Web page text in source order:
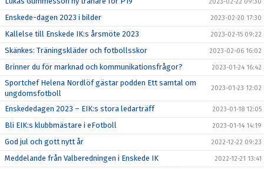
Enskede-dagen 2023 i bilder 2023-02-20 17:30
Kallelse till Enskede IK:s årsmöte 2023 2023-02-15 09:22
Skänkes: Träningskläder och fotbollsskor 2023-02-06 16:02
Brinner du för marknad och kommunikationsfrågor? 2023-01-24 16:42
Sportchef Helena Nordlöf gästar podden Ett samtal om
ungdomsfotboll
2023-01-23 12:02
Enskededagen 2023 – EIK:s stora ledarträff 2023-01-18 12:05
Bli EIK:s klubbmästare i eFotboll 2023-01-14 14:19
God jul och gott nytt år 2022-12-22 09:23
Meddelande från Valberedningen i Enskede IK 2022-12-21 13:41